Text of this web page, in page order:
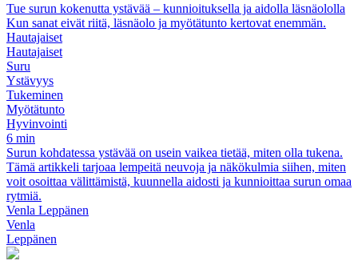
Tue surun kokenutta ystävää – kunnioituksella ja aidolla läsnäololla
Kun sanat eivät riitä, läsnäolo ja myötätunto kertovat enemmän.
Hautajaiset
Hautajaiset
Suru
Ystävyys
Tukeminen
Myötätunto
Hyvinvointi
6 min
Surun kohdatessa ystävää on usein vaikea tietää, miten olla tukena.
Tämä artikkeli tarjoaa lempeitä neuvoja ja näkökulmia siihen, miten
voit osoittaa välittämistä, kuunnella aidosti ja kunnioittaa surun omaa
rytmiä.
Venla Leppänen
Venla
Leppänen